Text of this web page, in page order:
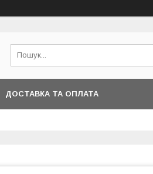
ДОСТАВКА ТА ОПЛАТА